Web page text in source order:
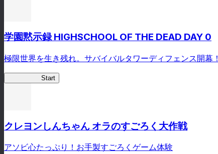
学園黙示録 HIGHSCHOOL OF THE DEAD DAY 0
極限世界を生き残れ。サバイバルタワーディフェンス開幕！
Start
クレヨンしんちゃん オラのすごろく大作戦
アソビ心たっぷり！お手製すごろくゲーム体験